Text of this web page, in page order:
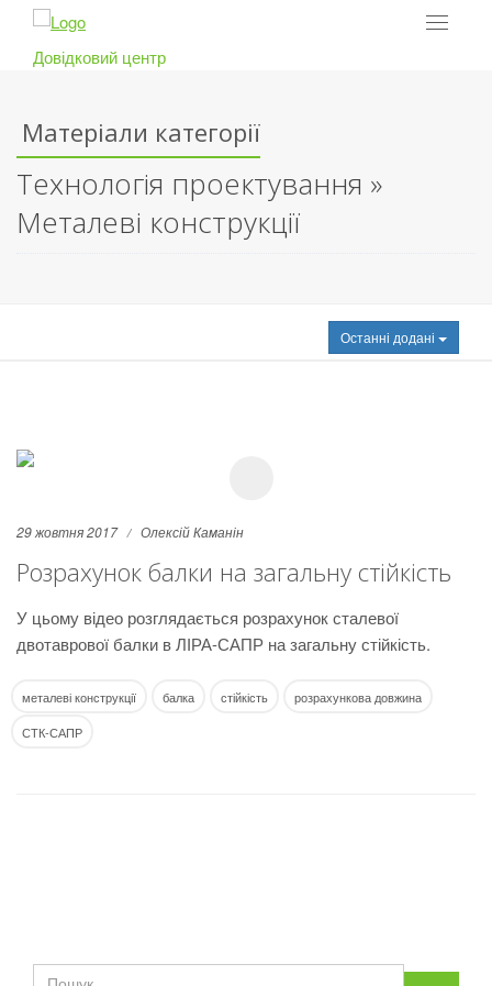
Toggle
Довідковий центр
Матеріали категорії
Технологія проектування »
Металеві конструкції
Останні додані
29 жовтня 2017 Олексій Каманін
Розрахунок балки на загальну стійкість
У цьому відео розглядається розрахунок сталевої
двотаврової балки в ЛІРА-САПР на загальну стійкість.
металеві конструкції балка стійкість
розрахункова довжина
СТК-САПР